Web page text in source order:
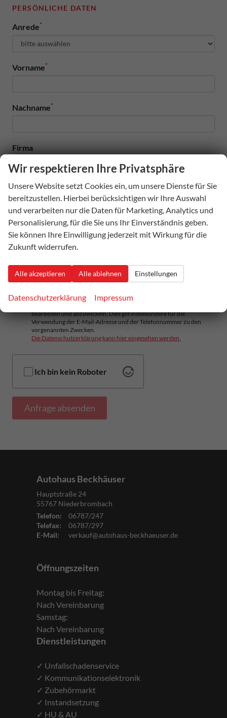
PERSÖNLICHE DATEN
Anrede*
Vorname*
Nachname*
Firma
Telefon
E-Mail*
Ich willige ein, dass Autohaus Beckhäuser die von mir übermittelten
anlässlich meiner Kontaktaufnahme in Verbindung zu treten, in
bearbeiten und abzuwickeln. Dies gilt insbesondere für die
Verwendung der E-Mail-Adresse und der Telefonnummer zu den
vorgenannten Zwecken.
Die Datenschutzerklärung kann hier eingesehen werden.
Ich bin kein Roboter
Anfrage absenden
Autohaus Beckhäuser
Hauptstraße 24
55767 Niederbrombach
Telefon:
06787/247
Telefax:
06787/297
E-Mail:
verkauf@autohaus-beckhaeuser.de
Öffnungszeiten
Montag bis Freitag:
Nach Vereinbarung
Samstag:
Nach Vereinbarung
Dienstleistungen
✓ Unfallschadenservice
✓ Kommunikationselektronik
✓ Zubehörmarkt
✓ Instandsetzung
✓ HU & AU
Wir respektieren Ihre Privatsphäre
Unsere Website setzt Cookies ein, um unsere Dienste für Sie
bereitzustellen. Hierbei berücksichtigen wir Ihre Auswahl
und verarbeiten nur die Daten für Marketing, Analytics und
Personalisierung, für die Sie uns Ihr Einverständnis geben.
Sie können Ihre Einwilligung jederzeit mit Wirkung für die
Zukunft widerrufen.
Alle akzeptieren Alle ablehnen Einstellungen
Datenschutzerklärung Impressum